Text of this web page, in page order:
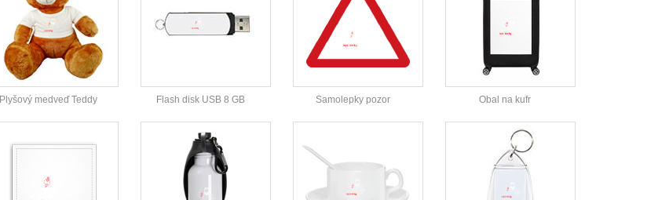
Plyšový medveď Teddy Flash disk USB 8 GB Samolepky pozor Obal na kufr